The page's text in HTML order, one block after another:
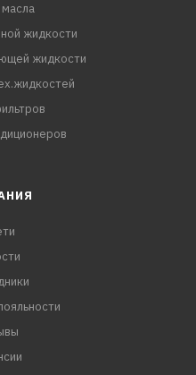
жидкости
жидкости